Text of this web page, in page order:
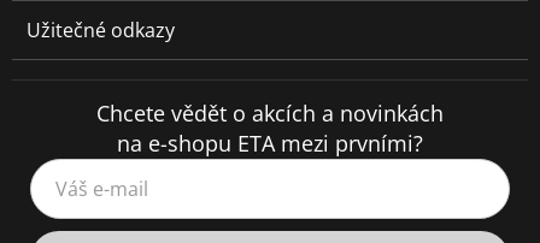
Užitečné odkazy
Chcete vědět o akcích a novinkách
na e-shopu ETA mezi prvními?
Váš e-mail